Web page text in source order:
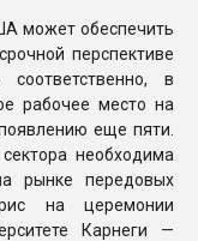
может обеспечить
перспективе
в
рабочее место на
еще пяти.
необходима
рынке передовых
на церемонии
Карнеги —